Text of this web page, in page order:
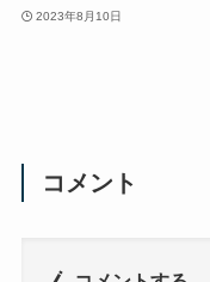
2023年8月10日
コメント